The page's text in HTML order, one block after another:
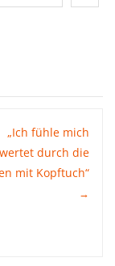
„Ich fühle mich
durch die
mit Kopftuch“
→